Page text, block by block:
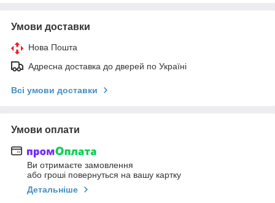
Умови доставки
Нова Пошта
Адресна доставка до дверей по Україні
Всі умови доставки
Умови оплати
Ви отримаєте замовлення
або гроші повернуться на вашу картку
Детальніше